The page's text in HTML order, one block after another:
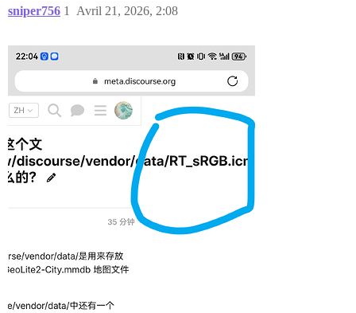
sniper756 Avril 21, 2026, 2:08
1